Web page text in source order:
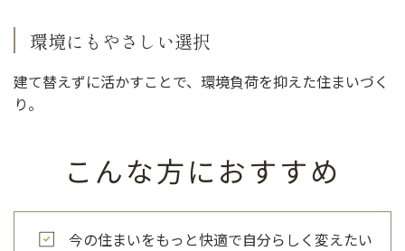
環境にもやさしい選択
建て替えずに活かすことで、環境負荷を抑えた住まいづく
り。
こんな方におすすめ
今の住まいをもっと快適で自分らしく変えたい